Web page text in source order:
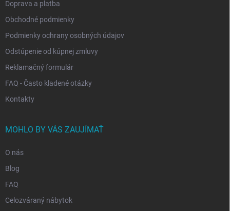
Doprava a platba
Obchodné podmienky
Podmienky ochrany osobných údajov
Odstúpenie od kúpnej zmluvy
Reklamačný formulár
FAQ - Často kladené otázky
Kontakty
MOHLO BY VÁS ZAUJÍMAŤ
O nás
Blog
FAQ
Celozváraný nábytok